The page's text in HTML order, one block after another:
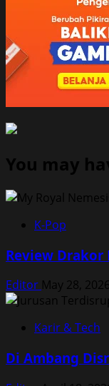
You may
K-Pop
Review Drakor
Editor May 28, 2026
Karir & Tech
Di Ambang